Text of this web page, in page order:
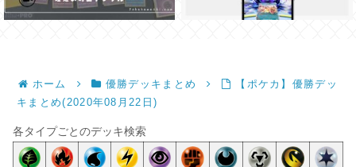
ホーム 優勝デッキまとめ
【ポケカ】優勝デッ
キまとめ(2020年08月22日)
各タイプごとのデッキ検索